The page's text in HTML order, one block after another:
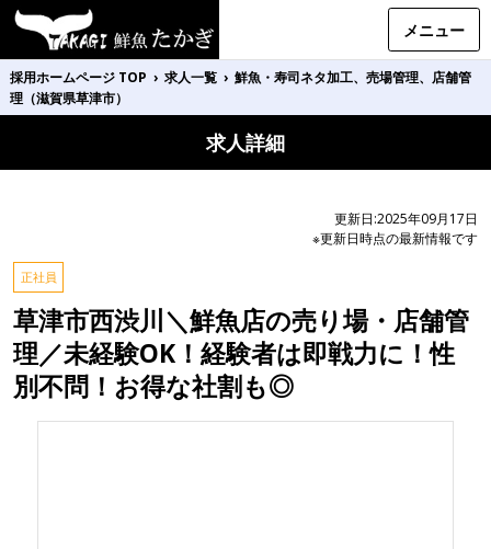
メニュー
採用ホームページ TOP › 求人一覧 › 鮮魚・寿司ネタ加工、売場管理、店舗管
理（滋賀県草津市）
求人詳細
更新日:2025年09月17日
※更新日時点の最新情報です
正社員
草津市西渋川＼鮮魚店の売り場・店舗管
理／未経験OK！経験者は即戦力に！性
別不問！お得な社割も◎